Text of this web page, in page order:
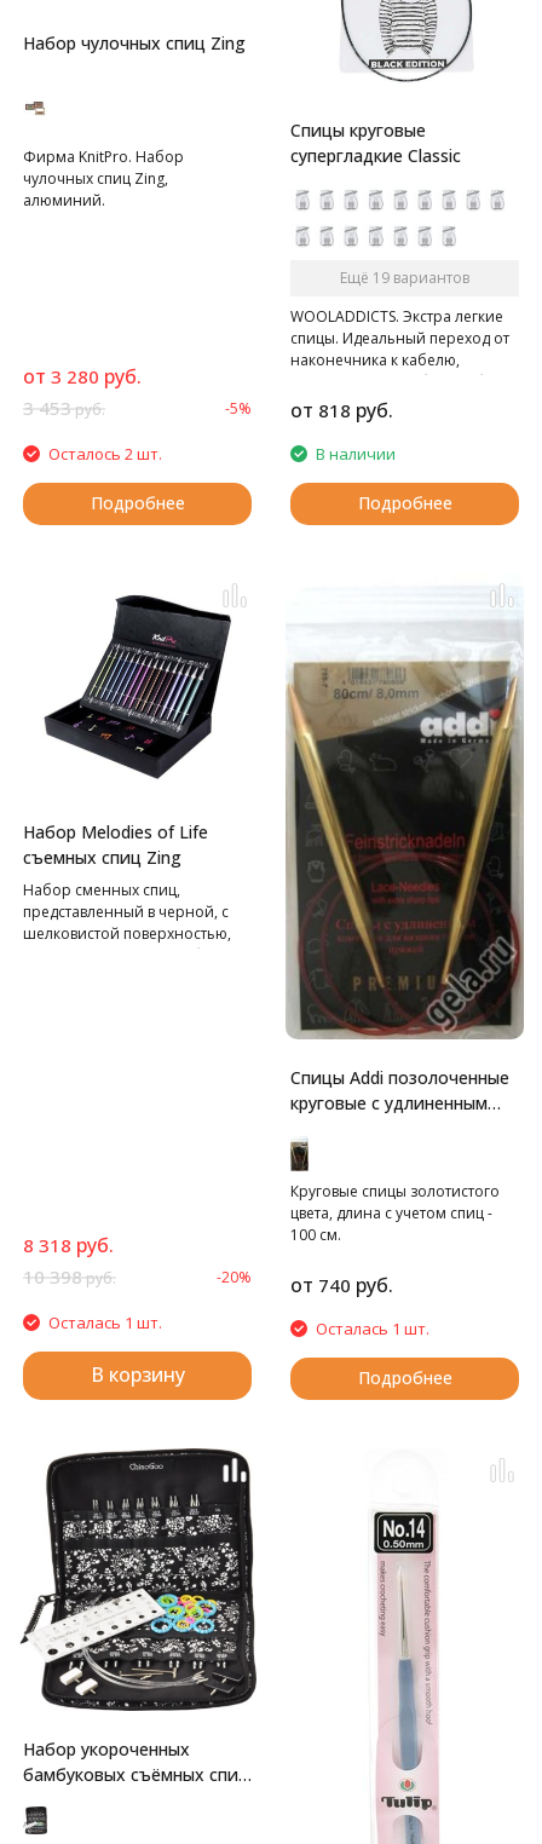
Набор чулочных спиц Zing
Фирма KnitPro. Набор
чулочных спиц Zing,
алюминий.
от 3 280 руб.
3 453руб. -5%
Осталось 2 шт.
Подробнее
Спицы круговые
супергладкие Classic
Ещё 19 вариантов
WOOLADDICTS. Экстра легкие
спицы. Идеальный переход от
наконечника к кабелю,
гладкие, очень гибкий кабель.
от 818 руб.
В наличии
Подробнее
Набор Melodies of Life
съемных спиц Zing
Набор сменных спиц,
представленный в черной, с
шелковистой поверхностью,
привлекательной коробке.
8 318 руб.
10 398руб. -20%
Осталась 1 шт.
В корзину
Спицы Addi позолоченные
круговые с удлиненным
пряжи
Круговые спицы золотистого
цвета, длина с учетом спиц -
100 см.
от 740 руб.
Осталась 1 шт.
Подробнее
Набор укороченных
бамбуковых съёмных спиц